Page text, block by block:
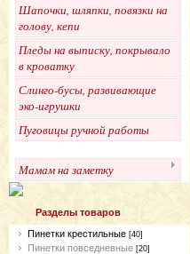
Шапочки, шляпки, повязки на
голову, кепи
Пледы на выписку, покрывало
в кроватку
Слинго-бусы, развивающие
эко-игрушки
Пуговицы ручной работы
Мамам на заметку
Разделы товаров
Пинетки крестильные [40]
Пинетки повседневные [20]